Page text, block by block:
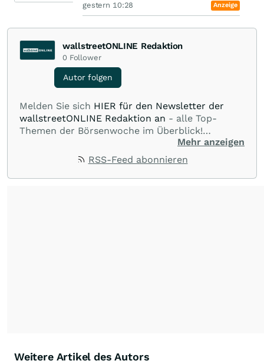
gestern 10:28 Anzeige
wallstreetONLINE Redaktion
0 Follower
Autor folgen
Melden Sie sich HIER für den Newsletter der
wallstreetONLINE Redaktion an - alle Top-
Themen der Börsenwoche im Überblick!
Verpassen Sie kein wichtiges Anleger-Thema!Für
Beiträge auf diesem journalistischen Channel ist
Redaktion verantwortlich. Die Fachjournalisten
Mehr anzeigen
RSS-Feed abonnieren
Weitere Artikel des Autors